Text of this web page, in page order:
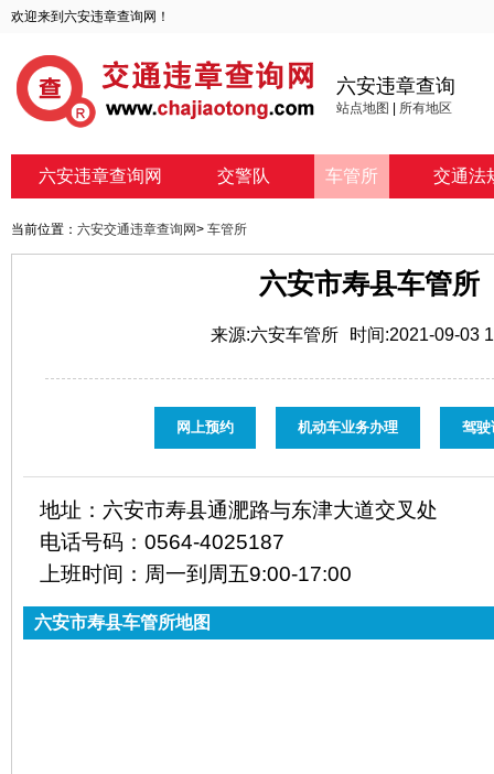
欢迎来到六安违章查询网！
六安违章查询
站点地图 所有地区
六安违章查询网 交警队 车管所 交通法
当前位置： 六安交通违章查询网> 车管所
六安市寿县车管所
来源:六安车管所 时间:2021-09-03
网上预约 机动车业务办理 驾驶
地址： 六安市寿县通淝路与东津大道交叉处
电话号码： 0564-4025187
上班时间： 周一到周五9:00-17:00
六安市寿县车管所地图